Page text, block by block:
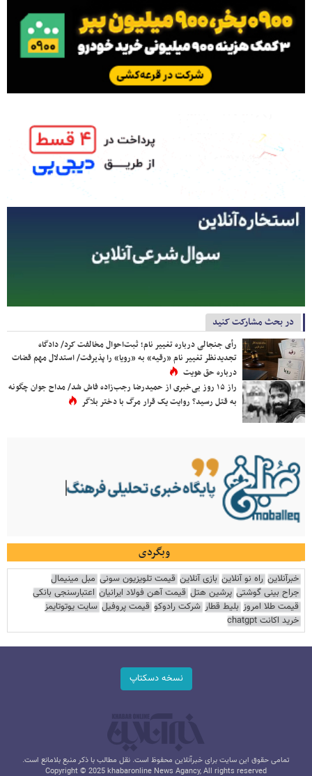
در بحث مشارکت کنید
رأی جنجالی درباره تغییر نام؛ ثبت‌احوال مخالفت کرد/ دادگاه
تجدیدنظر تغییر نام «رقیه» به «رویا» را پذیرفت/ استدلال مهم قضات
درباره حق هویت
راز ۱۵ روز بی‌خبری از حمیدرضا رجب‌زاده فاش شد/ مداح جوان چگونه
به قتل رسید؟ روایت یک قرار مرگ با دختر بلاگر
وبگردی
خبرآنلاین راه نو آنلاین بازی آنلاین قیمت تلویزیون سونی مبل مینیمال
جراح بینی گوشتی پرشین هتل قیمت آهن فولاد ایرانیان اعتبارسنجی بانکی
قیمت طلا امروز بلیط قطار شرکت رادوکو قیمت پروفیل سایت یوتوتایمز
خرید اکانت chatgpt
نسخه دسکتاپ
تمامی حقوق این سایت برای خبرآنلاین محفوظ است. نقل مطالب با ذکر منبع بلامانع است.
Copyright © 2025 khabaronline News Agancy, All rights reserved